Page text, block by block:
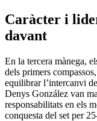
Caràcter i
davant
En la tercera mànega,
dels primers
equilibrar l’intercanvi
Denys González van
responsabilitats en els
conquesta del set per